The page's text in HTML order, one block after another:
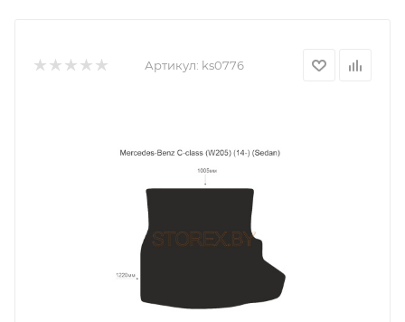
Артикул: ks0776